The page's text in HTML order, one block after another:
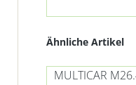
Produktgalerie
Ähnliche Artikel
MULTICAR